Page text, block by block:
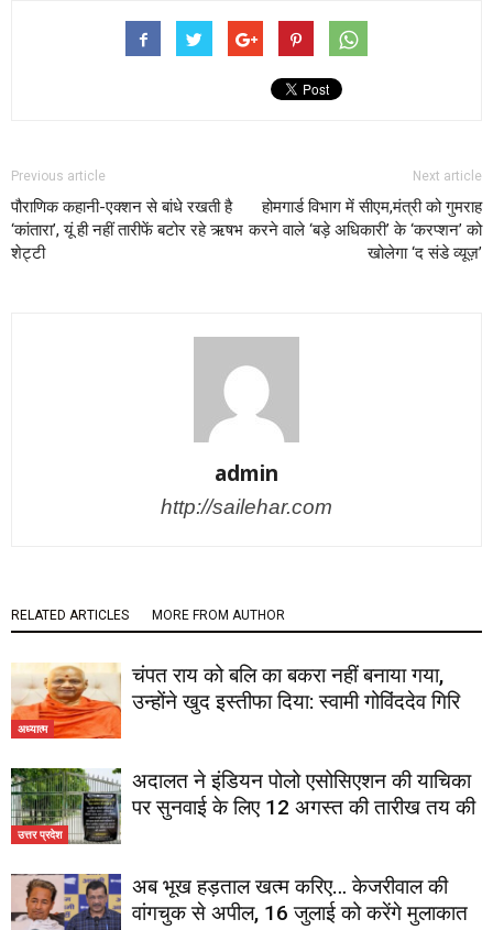
Previous article
पौराणिक कहानी-एक्शन से बांधे रखती है
‘कांतारा’, यूं ही नहीं तारीफें बटोर रहे ऋषभ
शेट्टी
Next article
होमगार्ड विभाग में सीएम,मंत्री को गुमराह
करने वाले ‘बड़े अधिकारी’ के ‘करप्शन’ को
खोलेगा ‘द संडे व्यूज़’
admin
http://sailehar.com
RELATED ARTICLES MORE FROM AUTHOR
अध्यात्म
चंपत राय को बलि का बकरा नहीं बनाया गया,
उन्होंने खुद इस्तीफा दिया: स्वामी गोविंददेव गिरि
उत्तर प्रदेश
अदालत ने इंडियन पोलो एसोसिएशन की याचिका
पर सुनवाई के लिए 12 अगस्त की तारीख तय की
अब भूख हड़ताल खत्म करिए… केजरीवाल की
वांगचुक से अपील, 16 जुलाई को करेंगे मुलाकात